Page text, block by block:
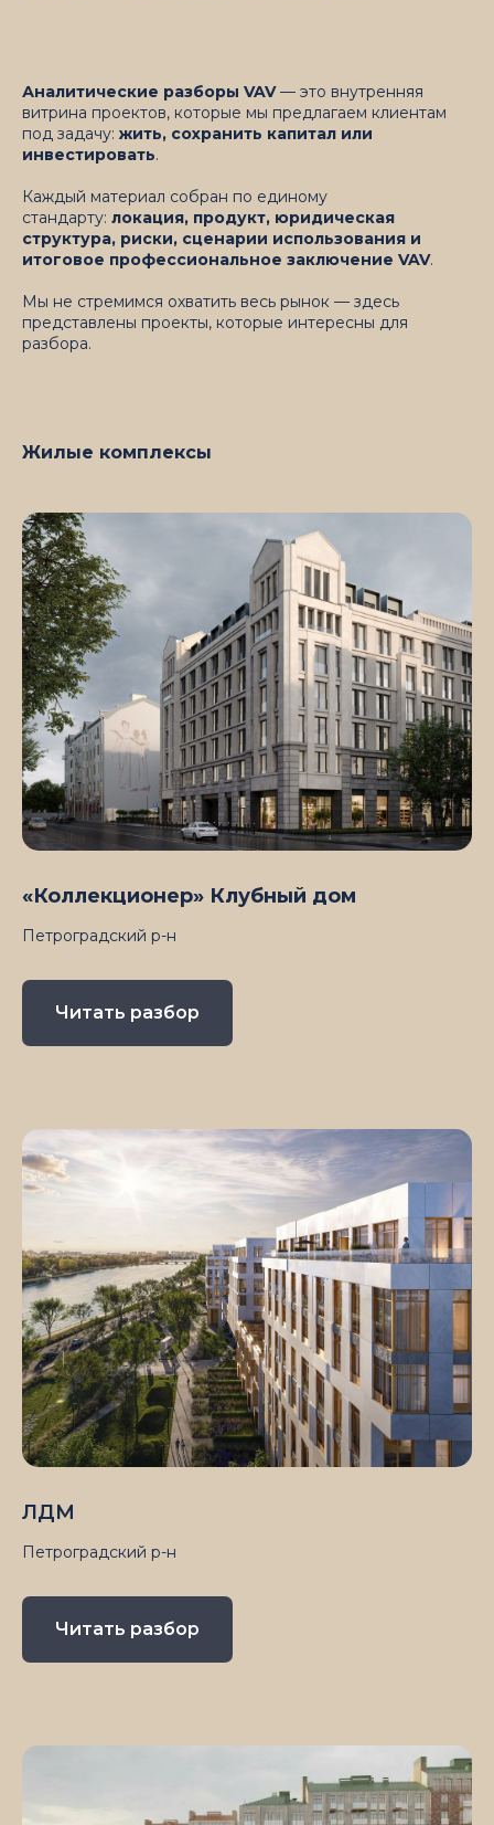
Аналитические разборы VAV— это внутренняя
витрина проектов, которые мы предлагаем клиентам
под задачу: жить, сохранить капитал или
инвестировать.
Каждый материал собран по единому
стандарту: локация, продукт, юридическая
структура, риски, сценарии использования и
итоговое профессиональное заключение VAV.
Мы не стремимся охватить весь рынок — здесь
представлены проекты, которые интересны для
разбора.
Жилые комплексы
«Коллекционер» Клубный дом
Петроградский р-н
Читать разбор
ЛДМ
Петроградский р-н
Читать разбор